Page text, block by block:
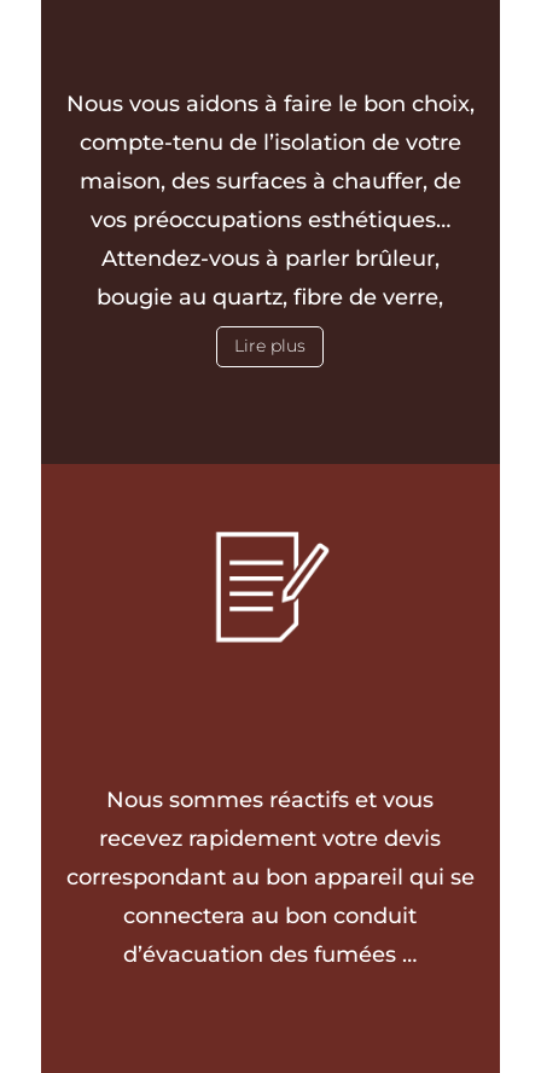
Nous vous aidons à faire le bon choix,
compte-tenu de l’isolation de votre
maison, des surfaces à chauffer, de
vos préoccupations esthétiques…
Attendez-vous à parler brûleur,
bougie au quartz, fibre de verre,
programmateur, carte électronique,
sonde, wifi, mais aussi pierre ollaire,
consommation… Didier Morice
connaît parfaitement son sujet.
Lire plus
Nous sommes réactifs et vous
recevez rapidement votre devis
correspondant au bon appareil qui se
connectera au bon conduit
d’évacuation des fumées …